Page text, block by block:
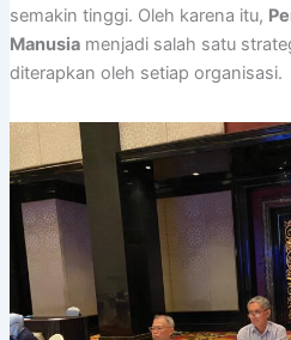
semakin tinggi. Oleh karena itu,
Manusiamenjadi salah satu
diterapkan oleh setiap organisasi.